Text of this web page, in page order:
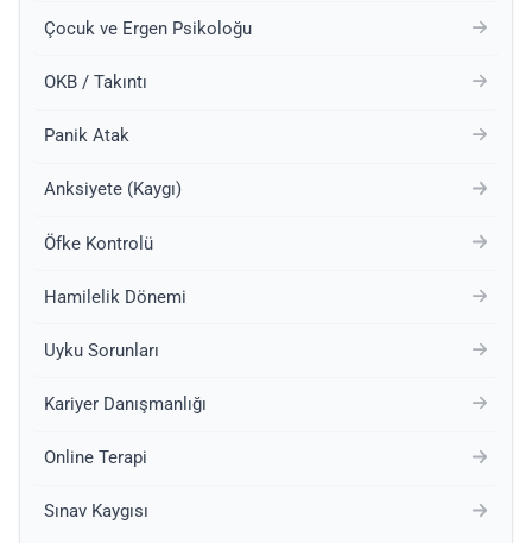
Çocuk ve Ergen Psikoloğu
OKB / Takıntı
Panik Atak
Anksiyete (Kaygı)
Öfke Kontrolü
Hamilelik Dönemi
Uyku Sorunları
Kariyer Danışmanlığı
Online Terapi
Sınav Kaygısı